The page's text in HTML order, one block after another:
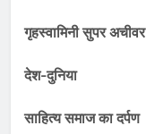
गृहस्वामिनी सुपर अचीवर
देश-दुनिया
साहित्य समाज का दर्पण